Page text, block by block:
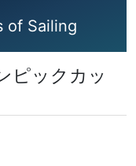
of Sailing
ピックカッ